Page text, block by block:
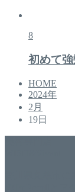
8
初めて
HOME
2024年
2月
19日